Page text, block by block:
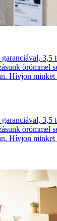
3,5
örömmel
Hívjon minket
3,5
örömmel
Hívjon minket